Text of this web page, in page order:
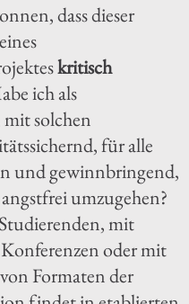
dass dieser
kritisch
ich als
mit solchen
für alle
und gewinnbringend,
umzugehen?
mit
oder mit
Formaten der